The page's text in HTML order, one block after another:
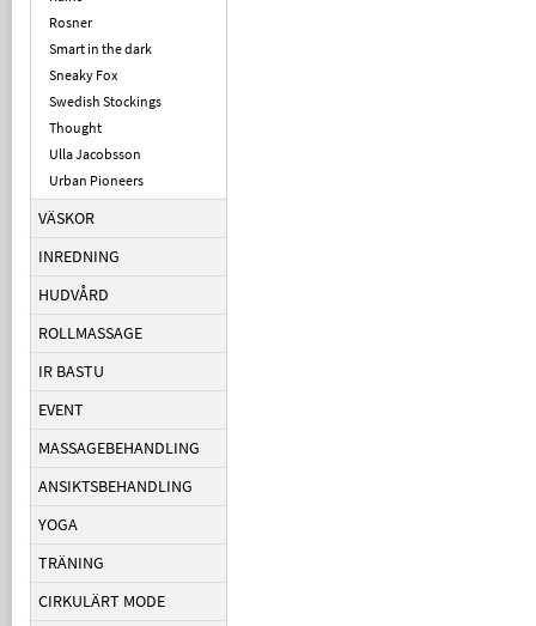
Rosner
Smart in the dark
Sneaky Fox
Swedish Stockings
Thought
Ulla Jacobsson
Urban Pioneers
VÄSKOR
INREDNING
HUDVÅRD
ROLLMASSAGE
IR BASTU
EVENT
MASSAGEBEHANDLING
ANSIKTSBEHANDLING
YOGA
TRÄNING
CIRKULÄRT MODE